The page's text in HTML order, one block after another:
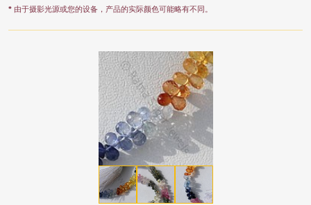
* 由于摄影光源或您的设备，产品的实际颜色可能略有不同。